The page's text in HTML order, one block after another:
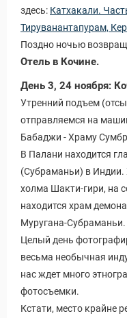
здесь: Катхакали.
Тируванантапурам,
Поздно ночью
Отель в Кочине.
День 3, 24 ноября:
Утренний подъем
отправляемся на
Бабаджи - Храму
В Палани находится
(Субраманьи) в
холма Шакти-гири, на
находится храм
Муругана-Субраманьи.
Целый день
весьма необычная
нас ждет много
фотосъемки.
Кстати, место крайне